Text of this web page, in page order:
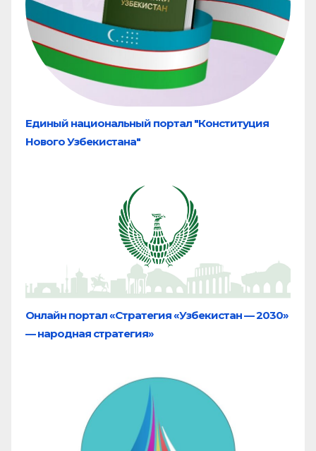
Единый национальный портал "Конституция
Нового Узбекистана"
Онлайн портал «Стратегия «Узбекистан — 2030»
— народная стратегия»